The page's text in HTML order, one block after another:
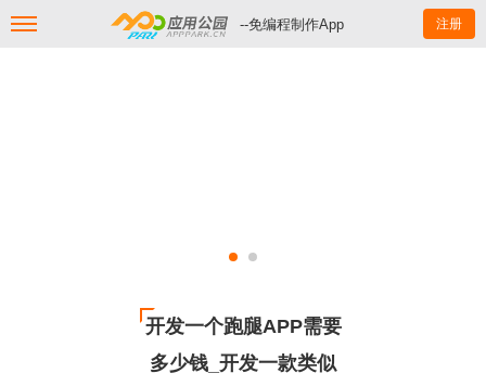
--免编程制作App 注册
开发一个跑腿APP需要
多少钱_开发一款类似